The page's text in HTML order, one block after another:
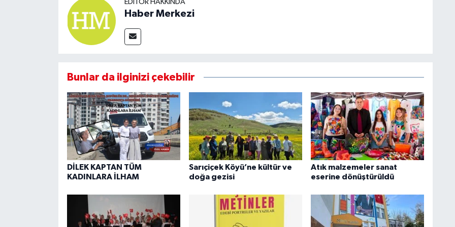
EDITÖR HAKKINDA
Haber Merkezi
Bunlar da ilginizi çekebilir
DİLEK KAPTAN TÜM
KADINLARA İLHAM
Sarıçiçek Köyü’ne kültür ve
doğa gezisi
Atık malzemeler sanat
eserine dönüştürüldü